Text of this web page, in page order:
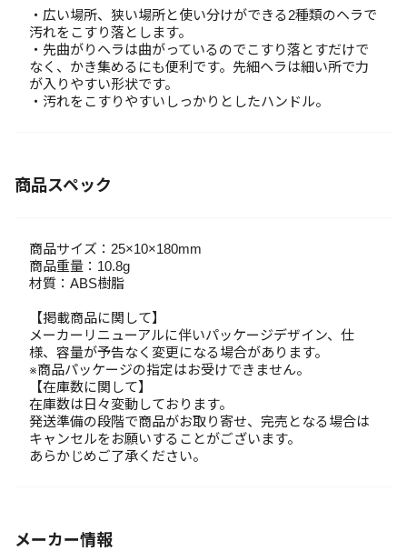
・広い場所、狭い場所と使い分けができる2種類のヘラで
汚れをこすり落とします。
・先曲がりヘラは曲がっているのでこすり落とすだけで
なく、かき集めるにも便利です。先細ヘラは細い所で力
が入りやすい形状です。
・汚れをこすりやすいしっかりとしたハンドル。
商品スペック
商品サイズ：25×10×180mm
商品重量：10.8g
材質：ABS樹脂
【掲載商品に関して】
メーカーリニューアルに伴いパッケージデザイン、仕
様、容量が予告なく変更になる場合があります。
※商品パッケージの指定はお受けできません。
【在庫数に関して】
在庫数は日々変動しております。
発送準備の段階で商品がお取り寄せ、完売となる場合は
キャンセルをお願いすることがございます。
あらかじめご了承ください。
メーカー情報